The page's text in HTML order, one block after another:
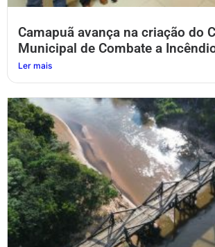
Camapuã avança na criação do
Municipal de Combate a
Ler mais